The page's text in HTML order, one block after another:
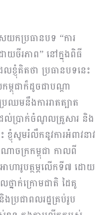
សយកប្រធានបទ “ការ
យចីរភាព” នៅក្នុងពិធី
ខ្ញុំគិតថា ប្រធានបទនេះ
ម្ពុជាក៏ដូចជាបណ្តា
មនឹងការរាតត្បាត
ល់ប្រាក់ចំណូលគ្រួសារ និង
ខ្ញុំសូមរំលឹកនូវការអំពាវនាវ
ណាចក្រកម្ពុជា កាលពី
អាហារូបត្ថម្ភលើកទី៧ ដោយ
ថ្នាក់ក្រោមជាតិ ដៃគូ
រជាពលរដ្ឋគ្រប់រូប